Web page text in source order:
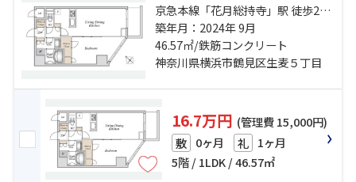
京急本線「花月総持寺」駅 徒歩2分
京浜東北線「鶴見」駅 徒歩15分
築年月：2024年 9月
46.57㎡/鉄筋コンクリート
神奈川県横浜市鶴見区生麦５丁目
16.7万円 (管理費 15,000円)
敷 0ヶ月 礼 1ヶ月
5階 / 1LDK / 46.57㎡